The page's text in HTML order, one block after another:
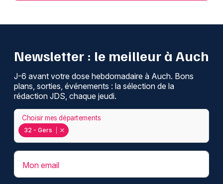
Newsletter : le meilleur à Auch
J-6 avant votre dose hebdomadaire à Auch. Bons
plans, sorties, événements : la sélection de la
rédaction JDS, chaque jeudi.
32 - Gers
Choisir mes départements
Mon email